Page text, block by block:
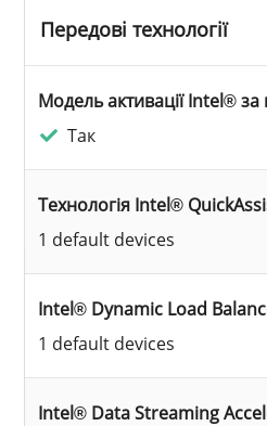
Передові технології
Модель активації Intel®
Так
Технологія Intel®
1 default devices
Intel® Dynamic Load
1 default devices
Intel® Data Streaming